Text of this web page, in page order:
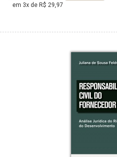
em 3x de R$ 29,97